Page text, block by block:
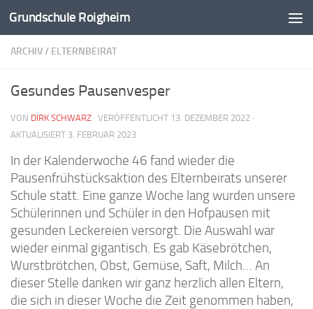
Zum Inhalt springen
Grundschule Roigheim
ARCHIV/ ELTERNBEIRAT
Gesundes Pausenvesper
VON DIRK SCHWARZ · VERÖFFENTLICHT 13. DEZEMBER 2022 ·
AKTUALISIERT 3. FEBRUAR 2023
In der Kalenderwoche 46 fand wieder die
Pausenfrühstücksaktion des Elternbeirats unserer
Schule statt. Eine ganze Woche lang wurden unsere
Schülerinnen und Schüler in den Hofpausen mit
gesunden Leckereien versorgt. Die Auswahl war
wieder einmal gigantisch. Es gab Käsebrötchen,
Wurstbrötchen, Obst, Gemüse, Saft, Milch… An
dieser Stelle danken wir ganz herzlich allen Eltern,
die sich in dieser Woche die Zeit genommen haben,